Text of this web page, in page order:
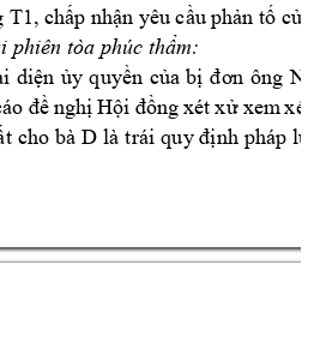
T1, chấp nhận yêu cầu phản tố của
phiên tòa phúc thẩm:
diện ủy quyền của bị đơn ông
đề nghị Hội đồng xét xử xemxét
cho bà D là trái quy định pháp